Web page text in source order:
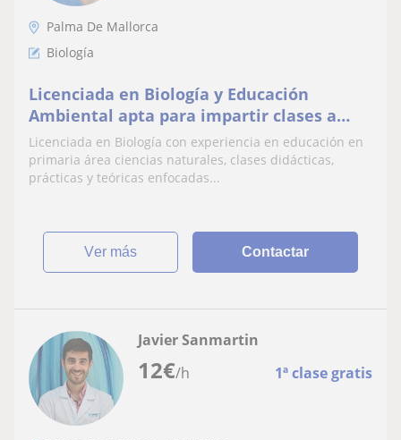
Palma De Mallorca
Biología
Licenciada en Biología y Educación
Ambiental apta para impartir clases a
todas las edades
Licenciada en Biología con experiencia en educación en
primaria área ciencias naturales, clases didácticas,
prácticas y teóricas enfocadas...
ver más Contactar
12€/h 1ª clase gratis
Javier Sanmartin